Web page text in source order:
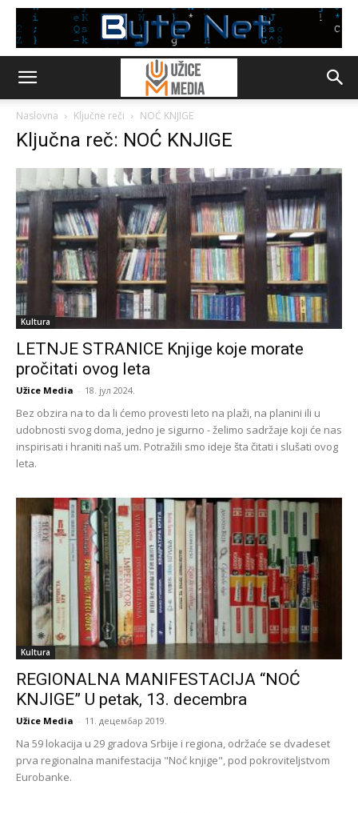
Naslovna Ključne reči NOĆ KNJIGE
Ključna reč: NOĆ KNJIGE
Kultura
LETNJE STRANICE Knjige koje morate
pročitati ovog leta
Užice Media - 18. јул 2024.
Bez obzira na to da li ćemo provesti leto na plaži, na planini ili u
udobnosti svog doma, jedno je sigurno - želimo sadržaje koji će nas
inspirisati i hraniti naš um. Potražili smo ideje šta čitati i slušati ovog
leta.
Kultura
REGIONALNA MANIFESTACIJA “NOĆ
KNJIGE” U petak, 13. decembra
Užice Media - 11. децембар 2019.
Na 59 lokacija u 29 gradova Srbije i regiona, održaće se dvadeset
prva regionalna manifestacija "Noć knjige", pod pokroviteljstvom
Eurobanke.